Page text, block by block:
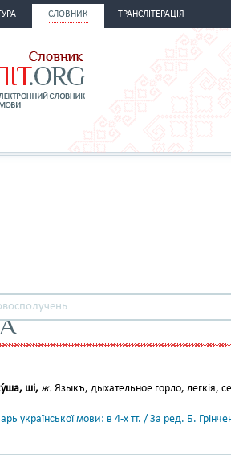
СЛОВНИК ТРАНСЛІТЕРАЦІЯ
ші, ж. Языкъ, дыхательное горло, легкія,
української мови: в 4-х тт. / За ред. Б.